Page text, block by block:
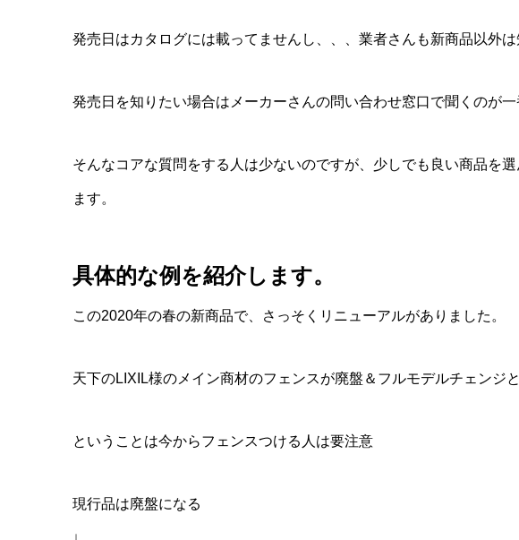
発売日はカタログには載ってませんし、、、業者さんも新商品以外は
発売日を知りたい場合はメーカーさんの問い合わせ窓口で聞くのが一
そんなコアな質問をする人は少ないのですが、少しでも良い商品を
ます。
具体的な例を紹介します。
この2020年の春の新商品で、さっそくリニューアルがありました。
天下のLIXIL様のメイン商材のフェンスが廃盤＆フルモデルチェンジと
ということは今からフェンスつける人は要注意
現行品は廃盤になる